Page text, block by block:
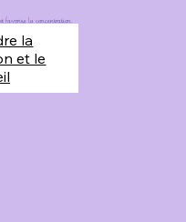
favorise la concentration.
la
et le